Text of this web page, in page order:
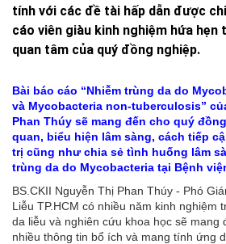
tính với các đề tài hấp dẫn được
cáo viên giàu kinh nghiệm hứa
quan tâm của quý đồng nghiệp.
Bài báo cáo “Nhiễm trùng da do
và Mycobacteria non-tuberculosis”
Phan Thúy sẽ mang đến cho quý
quan, biểu hiện lâm sàng, cách tiếp
trị cũng như chia sẻ tình huống lâm
trùng da do Mycobacteria tại Bệnh
BS.CKII Nguyễn Thị Phan Thúy - Phó
Liễu TP.HCM có nhiều năm kinh nghiệm
da liễu và nghiên cứu khoa học sẽ mang
nhiều thông tin bổ ích và mang tính ứng